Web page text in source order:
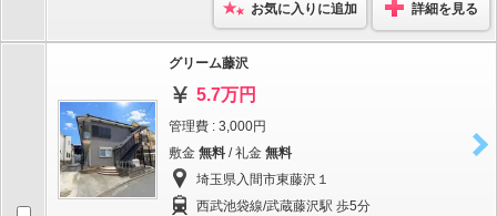
お気に入りに追加 詳細を見る
グリーム藤沢
5.7万円
管理費 : 3,000円
敷金 無料 / 礼金 無料
埼玉県入間市東藤沢１
西武池袋線/武蔵藤沢駅 歩5分